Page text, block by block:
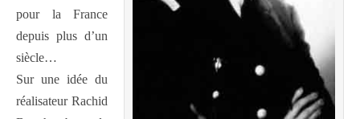
pour la France
depuis plus d’un
siècle…
Sur une idée du
réalisateur Rachid